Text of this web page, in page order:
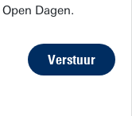
Dagen.
Verstuur